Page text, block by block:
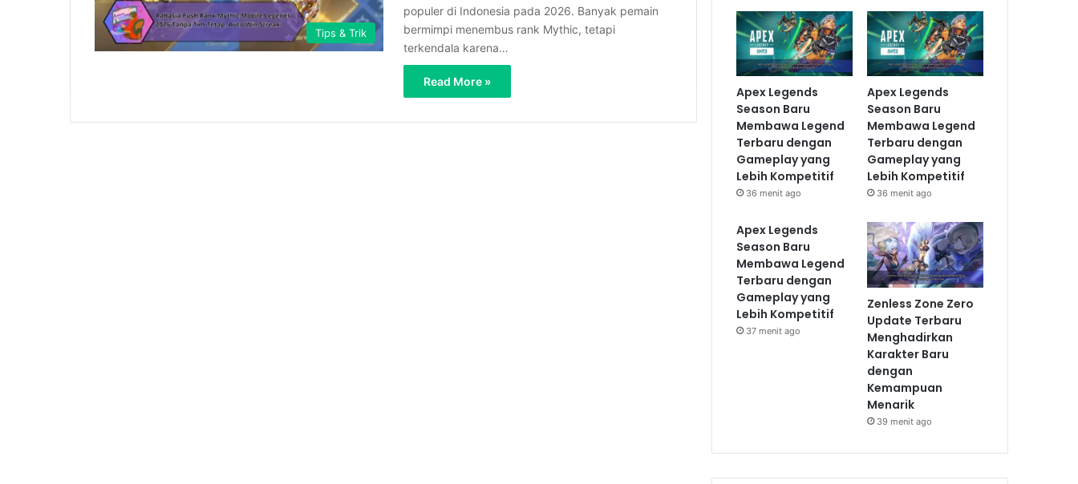
Tips & Trik
populer di Indonesia pada 2026. Banyak pemain
bermimpi menembus rank Mythic, tetapi
terkendala karena…
Read More »
Apex Legends
Season Baru
Membawa Legend
Terbaru dengan
Gameplay yang
Lebih Kompetitif
36 menit ago
Apex Legends
Season Baru
Membawa Legend
Terbaru dengan
Gameplay yang
Lebih Kompetitif
36 menit ago
Apex Legends
Season Baru
Membawa Legend
Terbaru dengan
Gameplay yang
Lebih Kompetitif
37 menit ago
Zenless Zone Zero
Update Terbaru
Menghadirkan
Karakter Baru
dengan
Kemampuan
Menarik
39 menit ago